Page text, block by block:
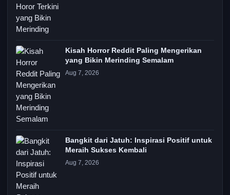
Kisah Horror Reddit Paling Mengerikan
yang Bikin Merinding Semalam
Aug 7, 2026
Bangkit dari Jatuh: Inspirasi Positif untuk
Meraih Sukses Kembali
Aug 7, 2026